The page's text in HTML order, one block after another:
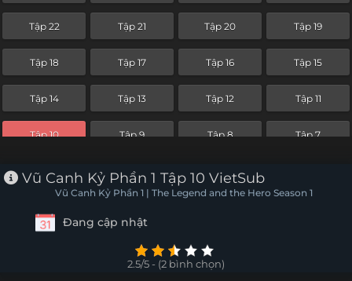
Tập 22 Tập 21 Tập 20 Tập 19
Tập 18 Tập 17 Tập 16 Tập 15
Tập 14 Tập 13 Tập 12 Tập 11
Tập 10 Tập 9 Tập 8 Tập 7
Tập 6 Tập 5 Tập 4
Vũ Canh Kỷ Phần 1 Tập 10 VietSub
Vũ Canh Kỷ Phần 1 | The Legend and the Hero Season 1
Đang cập nhật
2.5/5 - (2 bình chọn)